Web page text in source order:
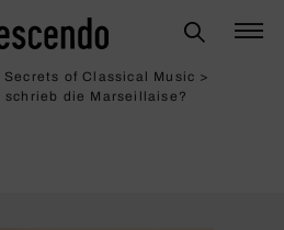
Secrets of Classical Music >
schrieb die Marseil­laise?